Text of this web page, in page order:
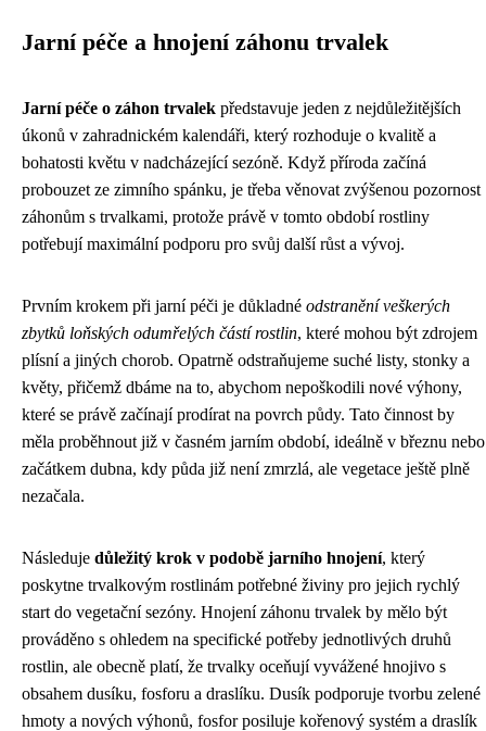
Jarní péče a hnojení záhonu trvalek
Jarní péče o záhon trvalek představuje jeden z nejdůležitějších
úkonů v zahradnickém kalendáři, který rozhoduje o kvalitě a
bohatosti květu v nadcházející sezóně. Když příroda začíná
probouzet ze zimního spánku, je třeba věnovat zvýšenou pozornost
záhonům s trvalkami, protože právě v tomto období rostliny
potřebují maximální podporu pro svůj další růst a vývoj.
Prvním krokem při jarní péči je důkladné odstranění veškerých
zbytků loňských odumřelých částí rostlin, které mohou být zdrojem
plísní a jiných chorob. Opatrně odstraňujeme suché listy, stonky a
květy, přičemž dbáme na to, abychom nepoškodili nové výhony,
které se právě začínají prodírat na povrch půdy. Tato činnost by
měla proběhnout již v časném jarním období, ideálně v březnu nebo
začátkem dubna, kdy půda již není zmrzlá, ale vegetace ještě plně
nezačala.
Následuje důležitý krok v podobě jarního hnojení, který
poskytne trvalkovým rostlinám potřebné živiny pro jejich rychlý
start do vegetační sezóny. Hnojení záhonu trvalek by mělo být
prováděno s ohledem na specifické potřeby jednotlivých druhů
rostlin, ale obecně platí, že trvalky oceňují vyvážené hnojivo s
obsahem dusíku, fosforu a draslíku. Dusík podporuje tvorbu zelené
hmoty a nových výhonů, fosfor posiluje kořenový systém a draslík